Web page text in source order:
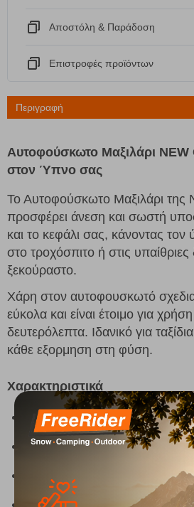
Αποστόλη & Παράδοση
Eπιστροφές προϊόντων
Περιγραφή
Αυτοφούσκωτο Μαξιλάρι
στον Ύπνο σας
Το Αυτοφούσκωτο Μαξιλάρι της
προσφέρει άνεση και σωστή
και το κεφάλι σας, κάνοντας
στο τροχόσπιτο ή στις
ξεκούραστο.
Χάρη στον αυτοφουσκωτό
εύκολα και είναι έτοιμο για
δευτερόλεπτα. Ιδανικό για
κάθε εξορμηση στη φύση.
Χαρακτηριστικά
Διαστάσεις: 50 x 32 x 16 cm
Αυτοφούσκωτο – έτοιμο σε
Άνετη υποστήριξη κεφαλιού
Ελαφρύ και εύκολο στη